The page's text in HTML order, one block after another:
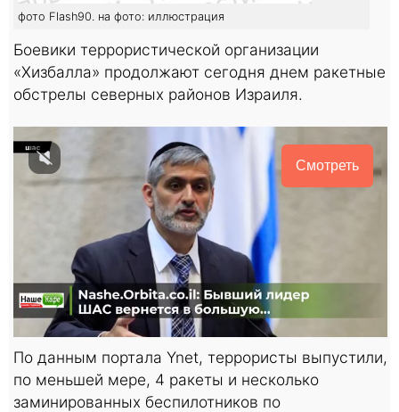
фото Flash90. на фото: иллюстрация
Боевики террористической организации
«Хизбалла» продолжают сегодня днем ракетные
обстрелы северных районов Израиля.
Смотреть
По данным портала Ynet, террористы выпустили,
по меньшей мере, 4 ракеты и несколько
заминированных беспилотников по